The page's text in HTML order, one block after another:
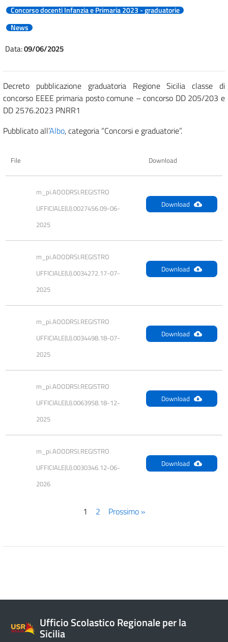
Concorso docenti Infanzia e Primaria 2023 - graduatorie
News
Data:09/06/2025
Decreto pubblicazione graduatoria Regione Sicilia classe di
concorso EEEE primaria posto comune – concorso DD 205/203 e
DD 2576.2023 PNRR1
Pubblicato all’Albo, categoria “Concorsi e graduatorie”.
File Download
m_pi.AOODRSI.REGISTRO
UFFICIALE(U).0027456.09-06-
2025
Download
m_pi.AOODRSI.REGISTRO
UFFICIALE(U).0034272.17-07-
2025
Download
m_pi.AOODRSI.REGISTRO
UFFICIALE(U).0034498.18-07-
2025
Download
m_pi.AOODRSI.REGISTRO
UFFICIALE(U).0063958.18-12-
2025
Download
m_pi.AOODRSI.REGISTRO
UFFICIALE(U).0030346.12-06-
2026
Download
1 2 Prossimo »
Ufficio Scolastico Regionale per la
Sicilia